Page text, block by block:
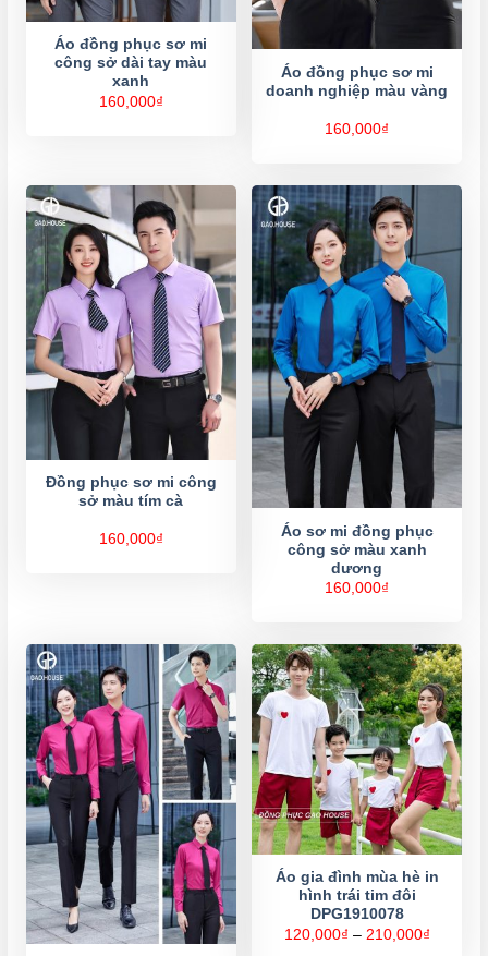
Áo đồng phục sơ mi
công sở dài tay màu
xanh
160,000₫
Áo đồng phục sơ mi
doanh nghiệp màu vàng
160,000₫
Đồng phục sơ mi công
sở màu tím cà
160,000₫
Áo sơ mi đồng phục
công sở màu xanh
dương
160,000₫
Áo gia đình mùa hè in
hình trái tim đôi
DPG1910078
120,000₫ – 210,000₫Khoảng